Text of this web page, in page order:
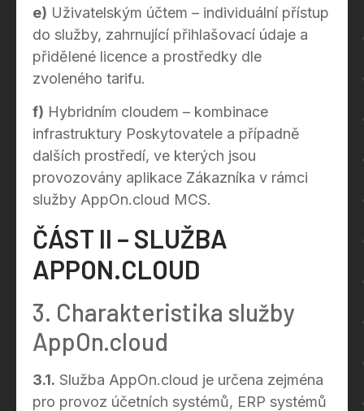
e) Uživatelským účtem – individuální přístup
do služby, zahrnující přihlašovací údaje a
přidělené licence a prostředky dle
zvoleného tarifu.
f) Hybridním cloudem – kombinace
infrastruktury Poskytovatele a případně
dalších prostředí, ve kterých jsou
provozovány aplikace Zákazníka v rámci
služby AppOn.cloud MCS.
ČÁST II – SLUŽBA
APPON.CLOUD
3. Charakteristika služby
AppOn.cloud
3.1. Služba AppOn.cloud je určena zejména
pro provoz účetních systémů, ERP systémů